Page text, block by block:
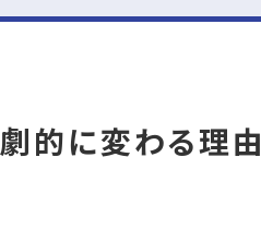
的に変わる理由